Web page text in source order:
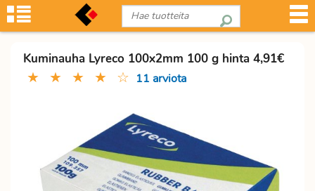
Kuminauha Lyreco 100x2mm 100 g hinta 4,91€
★ ★ ★ ★ ☆ 11 arviota